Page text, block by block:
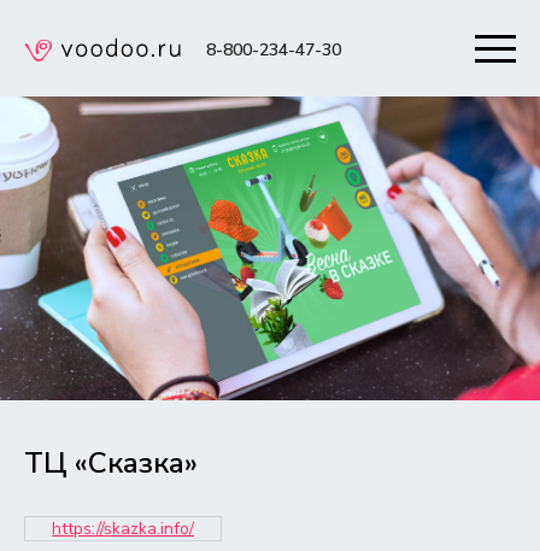
8-800-234-47-30
ТЦ «Сказка»
https://skazka.info/